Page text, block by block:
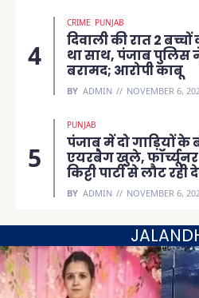
CRIME PUNJAB
दिवाली की रात 2
था साथ, पंजाब
बरामद; आरोपी काबू
BY ADMIN NOVEMBER 6,
PUNJAB
पंजाब में दो गाड़ियों के
एयरबैग खुले,
किट्टी पार्टी से लौट
BY ADMIN NOVEMBER 6,